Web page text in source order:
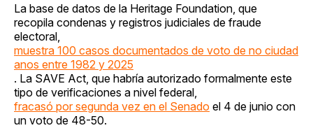
La base de datos de la Heritage Foundation, que
recopila condenas y registros judiciales de fraude
electoral,
muestra 100 casos documentados de voto de no ciudad
anos entre 1982 y 2025
. La SAVE Act, que habría autorizado formalmente este
tipo de verificaciones a nivel federal,
fracasó por segunda vez en el Senado el 4 de junio con
un voto de 48-50.